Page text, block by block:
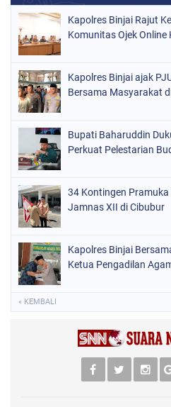
Kapolres Binjai Rajut
Komunitas Ojek Online
Kapolres Binjai ajak
Bersama Masyarakat
Bupati Baharuddin
Perkuat Pelestarian
34 Kontingen
Jamnas XII di Cibubur
Kapolres Binjai
Ketua Pengadilan
« KEMBALI